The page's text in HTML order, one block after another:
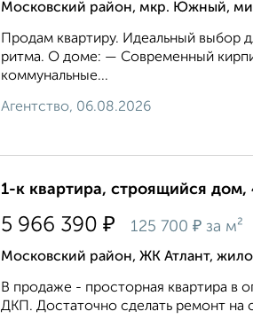
Московский район, мкр. Южный,
Продам квартиру. Идеальный выбор
ритма. О доме: — Современный
коммунальные...
Агентство, 06.08.2026
1-к квартира, строящийся дом,
5 966 390 ₽ 125 700 ₽ за м²
Московский район, ЖК Атлант,
В продаже - просторная квартира в
ДКП. Достаточно сделать ремонт на